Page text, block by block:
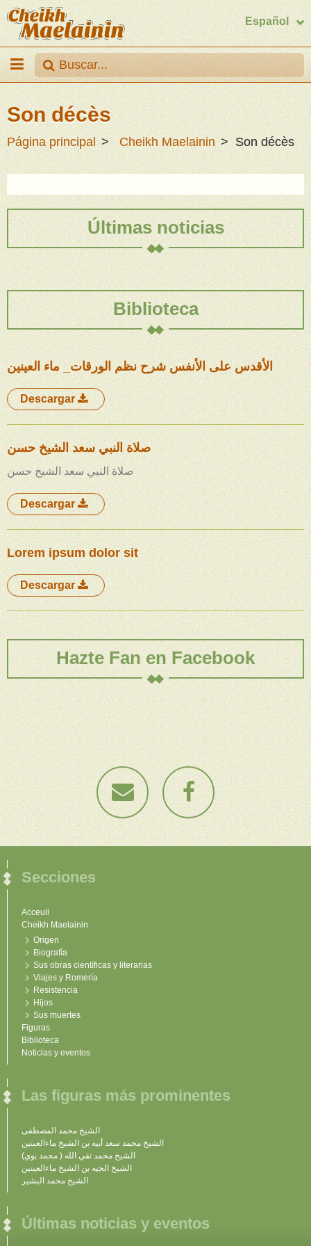
Español
Son décès
Página principal Cheikh Maelainin Son décès
Últimas noticias
Biblioteca
الأقدس على الأنفس شرح نظم الورقات_ ماء العينين
Descargar
صلاة النبي سعد الشيخ حسن
صلاة النبي سعد الشيخ حسن
Descargar
Lorem ipsum dolor sit
Descargar
Hazte Fan en Facebook
Secciones
Acceuil
Cheikh Maelainin
Origen
Biografía
Sus obras científicas y literarias
Viajes y Romería
Resistencia
Hijos
Sus muertes
Figuras
Biblioteca
Noticias y eventos
Las figuras más prominentes
الشيخ محمد المصطفى
الشيخ محمد سعد أبيه بن الشيخ ماءالعينين
الشيخ محمد تقي الله ( محمد بوي)
الشيخ الجيه بن الشيخ ماءالعينين
الشيخ محمد البشير
Últimas noticias y eventos